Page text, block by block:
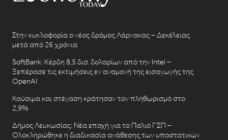
Στην κυκλοφορία ο νέος δρόμος Λάρνακας – Δεκέλειας
μετά από 26 χρόνια
SoftBank: Κέρδη 8,5 δισ. δολαρίων από την Intel –
Ξεπέρασε τις εκτιμήσεις εν αναμονή της εισαγωγής της
OpenAI
Καύσιμα και στέγαση κράτησαν τον πληθωρισμό στο
2,9%
Δήμος Λευκωσίας: Νέα εποχή για το Παλιό ΓΣΠ –
Ολοκληρώθηκε η διαδικασία ανάθεσης των υποστατικών